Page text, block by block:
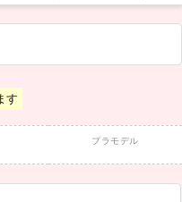
す
プラモデル